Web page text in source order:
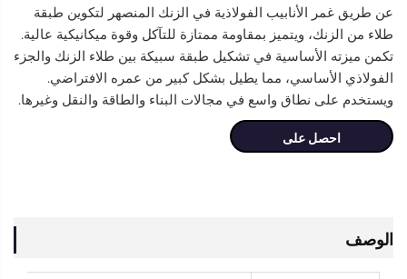
عن طريق غمر الأنابيب الفولاذية في الزنك المنصهر لتكوين طبقة
طلاء من الزنك، ويتميز بمقاومة ممتازة للتآكل وقوة ميكانيكية عالية.
تكمن ميزته الأساسية في تشكيل طبقة سبيكة بين طلاء الزنك والجزء
الفولاذي الأساسي، مما يطيل بشكل كبير من عمره الافتراضي.
ويستخدم على نطاق واسع في مجالات البناء والطاقة والنقل وغيرها.
احصل على
الوصف